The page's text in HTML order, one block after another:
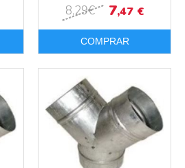
8,29€ 7,47 €
COMPRAR
Más info